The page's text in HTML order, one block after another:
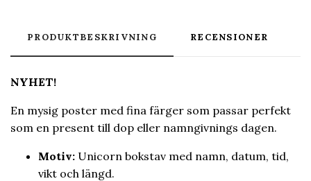
PRODUKTBESKRIVNING RECENSIONER
NYHET!
En mysig poster med fina färger som passar perfekt
som en present till dop eller namngivnings dagen.
Motiv: Unicorn bokstav med namn, datum, tid,
vikt och längd.